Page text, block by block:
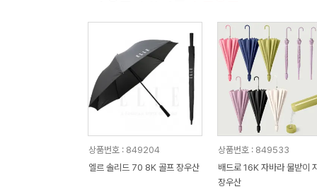
상품번호 : 849204
엘르 솔리드 70 8K 골프 장우산
상품번호 : 849533
배드로 16K 자바라 물받이
장우산